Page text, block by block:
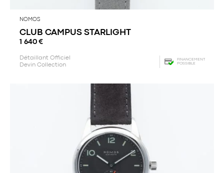
NOMOS
CLUB CAMPUS STARLIGHT
1 640 €
Détaillant Officiel
Devin Collection
FINANCEMENT
POSSIBLE